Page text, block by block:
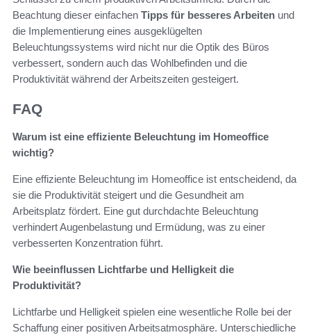
Beachtung dieser einfachen Tipps für besseres Arbeiten und
die Implementierung eines ausgeklügelten
Beleuchtungssystems wird nicht nur die Optik des Büros
verbessert, sondern auch das Wohlbefinden und die
Produktivität während der Arbeitszeiten gesteigert.
FAQ
Warum ist eine effiziente Beleuchtung im Homeoffice
wichtig?
Eine effiziente Beleuchtung im Homeoffice ist entscheidend, da
sie die Produktivität steigert und die Gesundheit am
Arbeitsplatz fördert. Eine gut durchdachte Beleuchtung
verhindert Augenbelastung und Ermüdung, was zu einer
verbesserten Konzentration führt.
Wie beeinflussen Lichtfarbe und Helligkeit die
Produktivität?
Lichtfarbe und Helligkeit spielen eine wesentliche Rolle bei der
Schaffung einer positiven Arbeitsatmosphäre. Unterschiedliche